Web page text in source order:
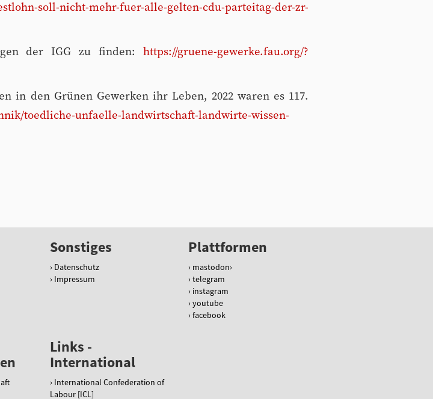
soll-nicht-mehr-fuer-alle-gelten-cdu-parteitag-der-zr-
der IGG zu finden: https://gruene-gewerke.fau.org/?
in den Grünen Gewerken ihr Leben, 2022 waren es 117.
toedliche-unfaelle-landwirtschaft-landwirte-wissen-
Sonstiges
Datenschutz
Impressum
Plattformen
mastodon
telegram
instagram
youtube
facebook
Links -
International
International Confederation of
Labour [ICL]